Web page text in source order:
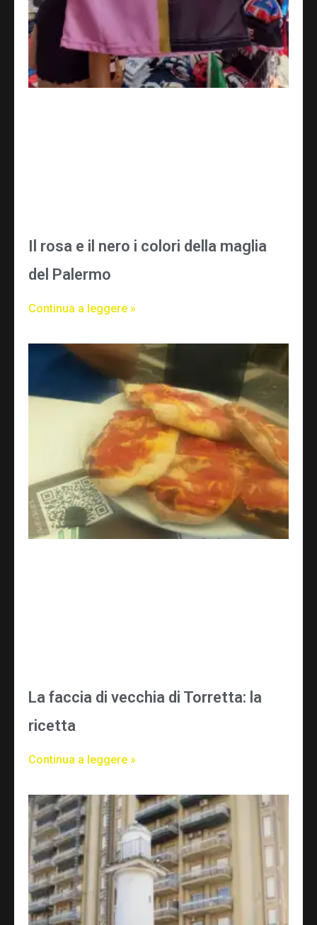
Il rosa e il nero i colori della maglia
del Palermo
Continua a leggere »
La faccia di vecchia di Torretta: la
ricetta
Continua a leggere »